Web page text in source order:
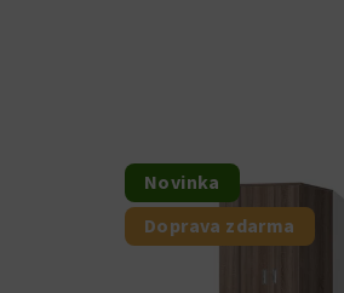
Novinka
Doprava zdarma